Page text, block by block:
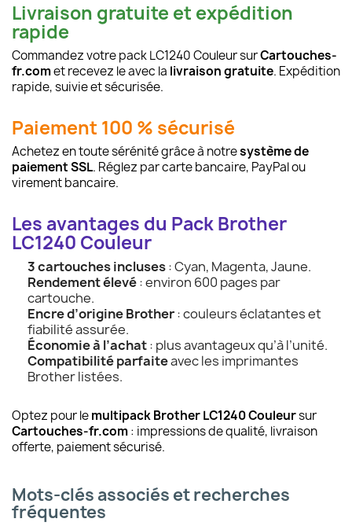
Livraison gratuite et expédition
rapide
Commandez votre pack LC1240 Couleur surCartouches-
fr.comet recevez le avec la livraison gratuite. Expédition
rapide, suivie et sécurisée.
Paiement 100 % sécurisé
Achetez en toute sérénité grâce à notresystème de
paiement SSL. Réglez par carte bancaire, PayPal ou
virement bancaire.
Les avantages du Pack Brother
LC1240 Couleur
3 cartouches incluses: Cyan, Magenta, Jaune.
Rendement élevé: environ 600 pages par
cartouche.
Encre d’origine Brother: couleurs éclatantes et
fiabilité assurée.
Économie à l’achat: plus avantageux qu’à l’unité.
Compatibilité parfaiteavec les imprimantes
Brother listées.
Optez pour lemultipack Brother LC1240 Couleursur
Cartouches-fr.com: impressions de qualité, livraison
offerte, paiement sécurisé.
Mots-clés associés et recherches
fréquentes